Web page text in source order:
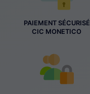
PAIEMENT SÉCURISÉ
CIC MONETICO